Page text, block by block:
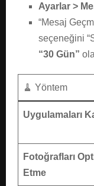
Ayarlar >
“Mesaj
seçeneğini
“30 Gün”
🧹 Yöntem
Uygulamaları
Fotoğrafları
Etme